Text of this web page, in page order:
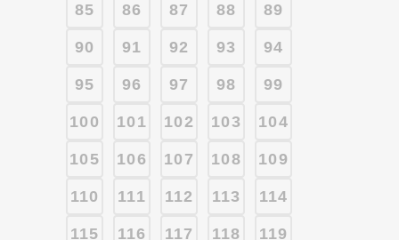
85 86 87 88 89
90 91 92 93 94
95 96 97 98 99
100 101 102 103 104
105 106 107 108 109
110 111 112 113 114
115 116 117 118 119